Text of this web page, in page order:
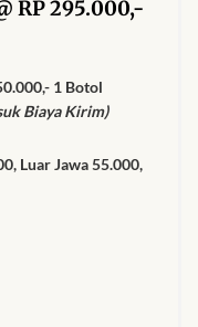
RP 295.000,-
1 Botol
Biaya Kirim)
Luar Jawa 55.000,